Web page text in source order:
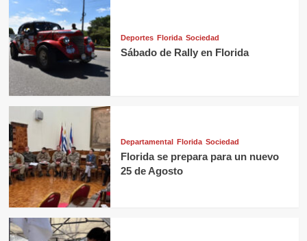
Deportes Florida Sociedad
Sábado de Rally en Florida
Departamental Florida Sociedad
Florida se prepara para un nuevo
25 de Agosto